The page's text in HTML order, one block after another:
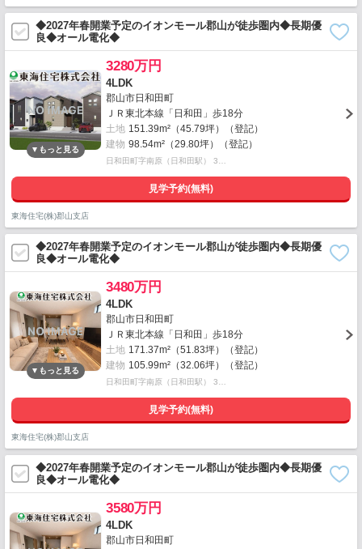
◆2027年春開業予定のイオンモール郡山が徒歩圏内◆長期優
良◆オール電化◆
3280万円
4LDK
郡山市日和田町
ＪＲ東北本線「日和田」歩18分
土地 151.39m²（45.79坪）（登記）
建物 98.54m²（29.80坪）（登記）
日和田町字南原（日和田駅） 3…
見学予約(無料)
東海住宅(株)郡山支店
◆2027年春開業予定のイオンモール郡山が徒歩圏内◆長期優
良◆オール電化◆
3480万円
4LDK
郡山市日和田町
ＪＲ東北本線「日和田」歩18分
土地 171.37m²（51.83坪）（登記）
建物 105.99m²（32.06坪）（登記）
日和田町字南原（日和田駅） 3…
見学予約(無料)
東海住宅(株)郡山支店
◆2027年春開業予定のイオンモール郡山が徒歩圏内◆長期優
良◆オール電化◆
3580万円
4LDK
郡山市日和田町